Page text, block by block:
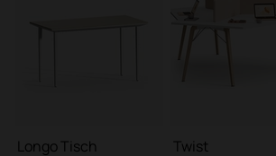
Longo Tisch Twist